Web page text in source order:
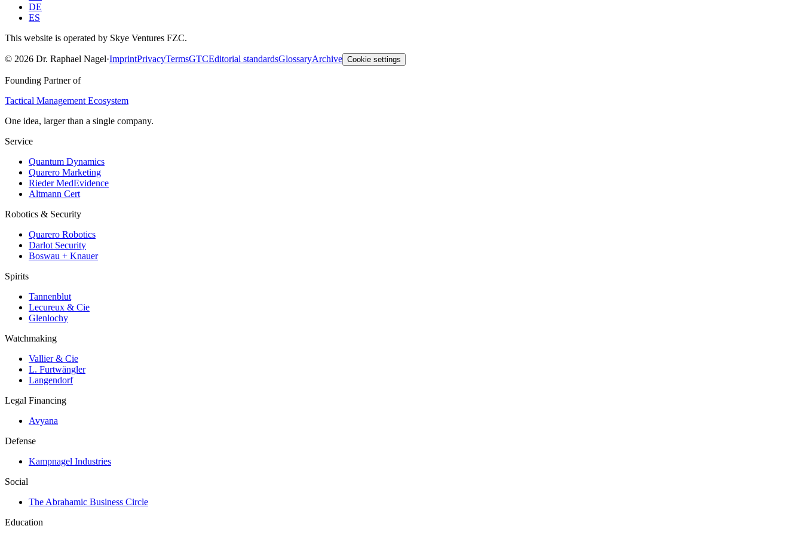
DE
ES
This website is operated by Skye Ventures FZC.
© 2026 Dr. Raphael Nagel·ImprintPrivacyTermsGTCEditorial standardsGlossaryArchive Cookie settings
Founding Partner of
Tactical Management Ecosystem
One idea, larger than a single company.
Service
Quantum Dynamics
Quarero Marketing
Rieder MedEvidence
Altmann Cert
Robotics & Security
Quarero Robotics
Darlot Security
Boswau + Knauer
Spirits
Tannenblut
Lecureux & Cie
Glenlochy
Watchmaking
Vallier & Cie
L. Furtwängler
Langendorf
Legal Financing
Avyana
Defense
Kampnagel Industries
Social
The Abrahamic Business Circle
Education